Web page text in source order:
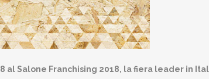
al Salone Franchising 2018, la fiera leader in